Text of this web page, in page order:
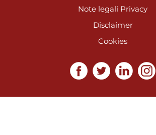
Note legali Privacy
Disclaimer
Cookies